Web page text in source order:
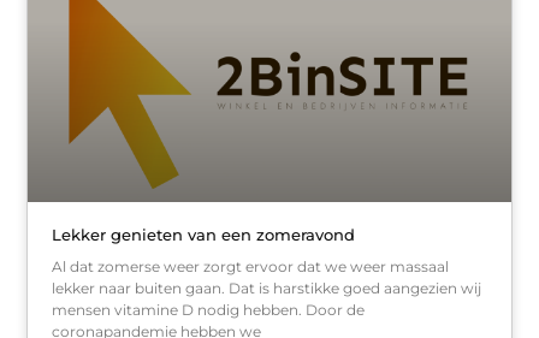
Lekker genieten van een zomeravond
Al dat zomerse weer zorgt ervoor dat we weer massaal
lekker naar buiten gaan. Dat is harstikke goed aangezien wij
mensen vitamine D nodig hebben. Door de
coronapandemie hebben we